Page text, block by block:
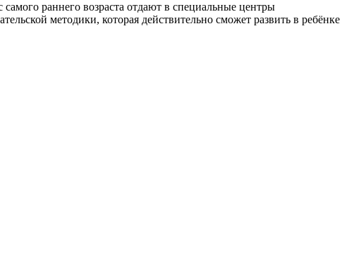
раннего возраста отдают в специальные центры
методики, которая действительно сможет развить в ребёнке